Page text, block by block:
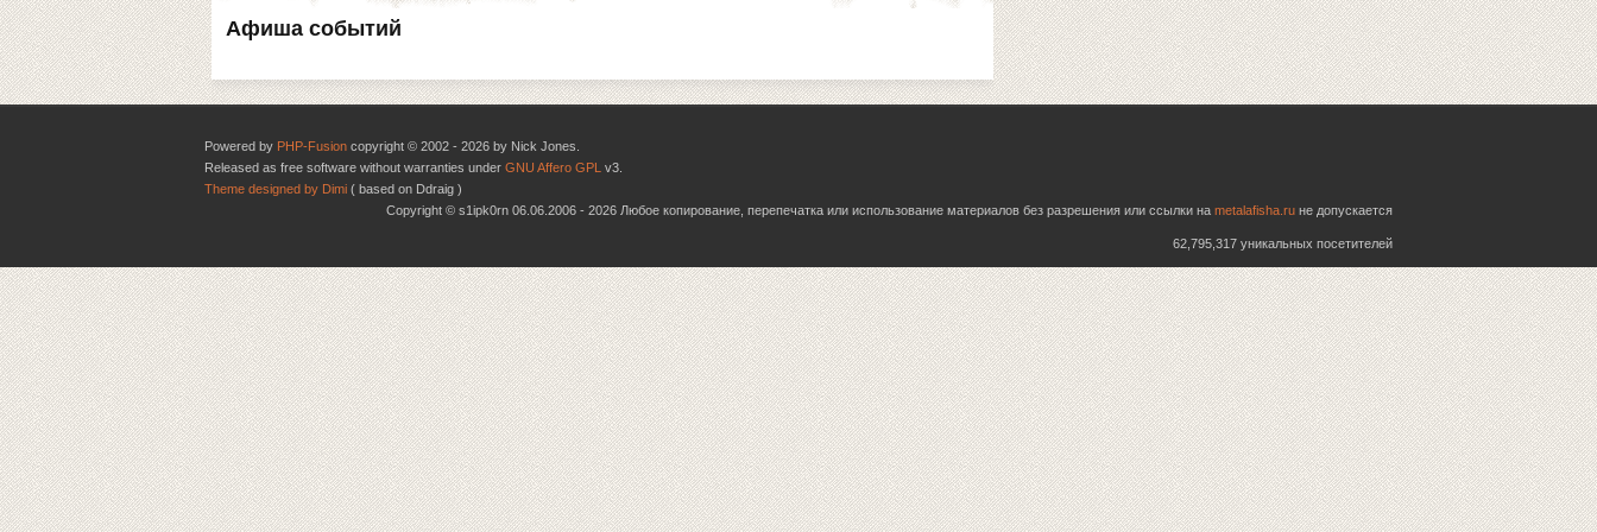
Афиша событий
Powered by PHP-Fusion copyright © 2002 - 2026 by Nick Jones.
Released as free software without warranties under GNU Affero GPL v3.
Theme designed by Dimi ( based on Ddraig )
Copyright © s1ipk0rn 06.06.2006 - 2026 Любое копирование, перепечатка или использование материалов без разрешения или ссылки на metalafisha.ru не допускается
62,795,317 уникальных посетителей